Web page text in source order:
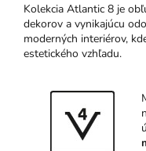
Kolekcia Atlantic 8 je
dekorov a vynikajúcu
moderných interiérov,
estetického vzhľadu.